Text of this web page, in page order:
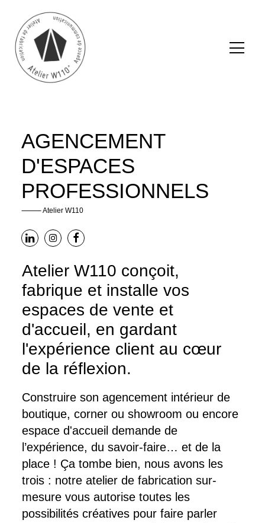
AGENCEMENT
D'ESPACES
PROFESSIONNELS
⸻ Atelier W110
Atelier W110 conçoit,
fabrique et installe vos
espaces de vente et
d'accueil, en gardant
l'expérience client au cœur
de la réflexion.
Construire son agencement intérieur de
boutique, corner ou showroom ou encore
espace d'accueil demande de
l’expérience, du savoir-faire… et de la
place ! Ça tombe bien, nous avons les
trois : notre atelier de fabrication sur-
mesure vous autorise toutes les
possibilités créatives pour faire parler